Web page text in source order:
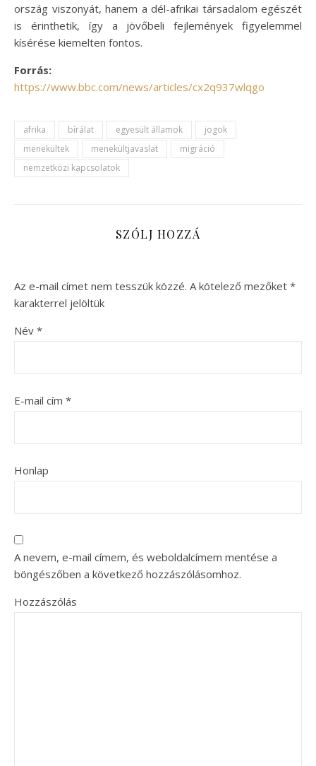
ország viszonyát, hanem a dél-afrikai társadalom egészét
is érinthetik, így a jövőbeli fejlemények figyelemmel
kísérése kiemelten fontos.
Forrás:
https://www.bbc.com/news/articles/cx2q937wlqgo
afrika bírálat egyesült államok
jogok
menekültek
menekültjavaslat
migráció
nemzetközi kapcsolatok
SZÓLJ HOZZÁ
Az e-mail címet nem tesszük közzé. A kötelező mezőket *
karakterrel jelöltük
Név *
E-mail cím *
Honlap
A nevem, e-mail címem, és weboldalcímem mentése a
böngészőben a következő hozzászólásomhoz.
Hozzászólás